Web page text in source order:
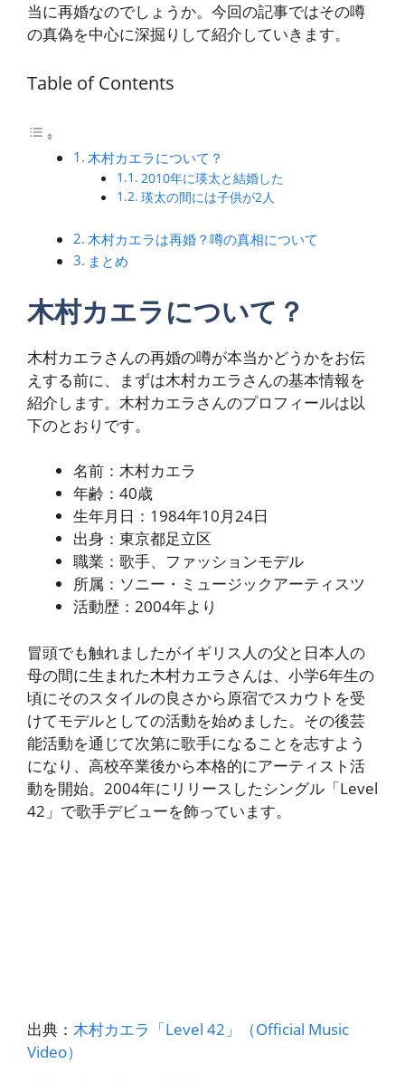
当に再婚なのでしょうか。今回の記事ではその噂
の真偽を中心に深掘りして紹介していきます。
Table of Contents
木村カエラについて？
2010年に瑛太と結婚した
瑛太の間には子供が2人
木村カエラは再婚？噂の真相について
まとめ
木村カエラについて？
木村カエラさんの再婚の噂が本当かどうかをお伝
えする前に、まずは木村カエラさんの基本情報を
紹介します。木村カエラさんのプロフィールは以
下のとおりです。
名前：木村カエラ
年齢：40歳
生年月日：1984年10月24日
出身：東京都足立区
職業：歌手、ファッションモデル
所属：ソニー・ミュージックアーティスツ
活動歴：2004年より
冒頭でも触れましたがイギリス人の父と日本人の
母の間に生まれた木村カエラさんは、小学6年生の
頃にそのスタイルの良さから原宿でスカウトを受
けてモデルとしての活動を始めました。その後芸
能活動を通じて次第に歌手になることを志すよう
になり、高校卒業後から本格的にアーティスト活
動を開始。2004年にリリースしたシングル「Level
42」で歌手デビューを飾っています。
出典： 木村カエラ「Level 42」（Official Music
Video）